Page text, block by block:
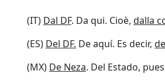
(IT) Dal DF. Da qui. Cioè, dalla
(ES) Del DF. De aquí. Es decir,
(MX) De Neza. Del Estado,